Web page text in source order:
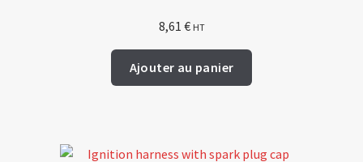
8,61 € HT
Ajouter au panier